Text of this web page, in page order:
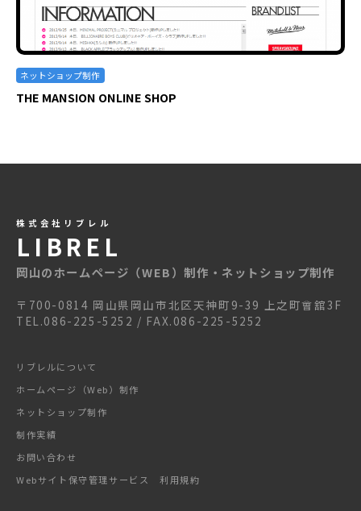
ネットショップ制作
THE MANSION ONLINE SHOP
LIBREL
株式会社リブレル
岡山のホームページ（WEB）制作・ネットショップ制作
〒700-0814 岡山県岡山市北区天神町9-39 上之町會舘3F
TEL.086-225-5252 / FAX.086-225-5252
リブレルについて
ホームページ（Web）制作
ネットショップ制作
制作実績
お問い合わせ
Webサイト保守管理サービス 利用規約